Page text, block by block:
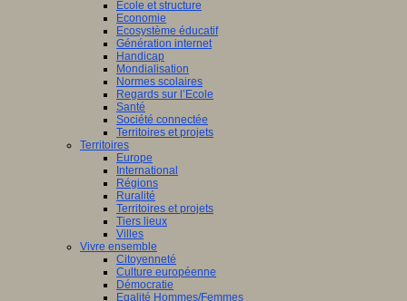
Ecole et structure
Economie
Ecosystème éducatif
Génération internet
Handicap
Mondialisation
Normes scolaires
Regards sur l’Ecole
Santé
Société connectée
Territoires et projets
Territoires
Europe
International
Régions
Ruralité
Territoires et projets
Tiers lieux
Villes
Vivre ensemble
Citoyenneté
Culture européenne
Démocratie
Egalité Hommes/Femmes